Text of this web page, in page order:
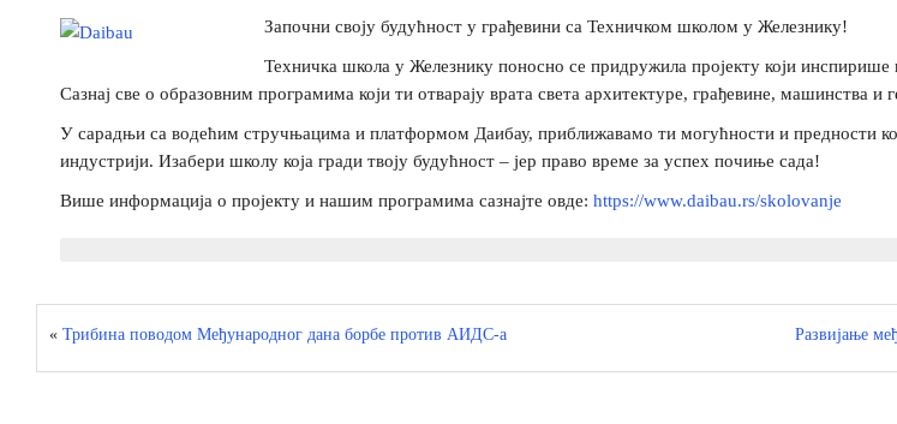
Започни своју будућност у грађевини са Техничком школом у Железнику!
Техничка школа у Железнику поносно се придружила пројекту који инспирише
Сазнај све о образовним програмима који ти отварају врата света архитектуре, грађевине, машинства и
У сарадњи са водећим стручњацима и платформом Даибау, приближавамо ти могућности и предности
индустрији. Изабери школу која гради твоју будућност – јер право време за успех почиње сада!
Више информација о пројекту и нашим програмима сазнајте овде: https://www.daibau.rs/skolovanje
« Трибина поводом Међународног дана борбе против АИДС-а Развијање